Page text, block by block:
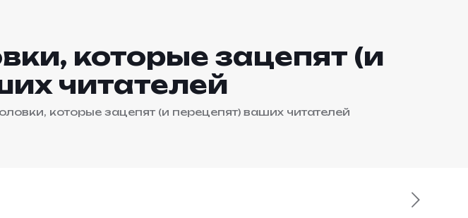
которые зацепят (и
читателей
которые зацепят (и перецепят) ваших читателей